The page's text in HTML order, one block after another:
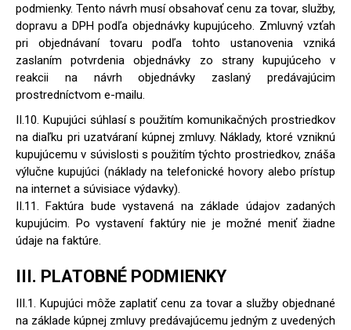
podmienky. Tento návrh musí obsahovať cenu za tovar, služby,
dopravu a DPH podľa objednávky kupujúceho. Zmluvný vzťah
pri objednávaní tovaru podľa tohto ustanovenia vzniká
zaslaním potvrdenia objednávky zo strany kupujúceho v
reakcii na návrh objednávky zaslaný predávajúcim
prostredníctvom e-mailu.
II.10. Kupujúci súhlasí s použitím komunikačných prostriedkov
na diaľku pri uzatváraní kúpnej zmluvy. Náklady, ktoré vzniknú
kupujúcemu v súvislosti s použitím týchto prostriedkov, znáša
výlučne kupujúci (náklady na telefonické hovory alebo prístup
na internet a súvisiace výdavky).
II.11. Faktúra bude vystavená na základe údajov zadaných
kupujúcim. Po vystavení faktúry nie je možné meniť žiadne
údaje na faktúre.
III. PLATOBNÉ PODMIENKY
III.1. Kupujúci môže zaplatiť cenu za tovar a služby objednané
na základe kúpnej zmluvy predávajúcemu jedným z uvedených